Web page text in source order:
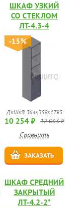
ШКАФ УЗКИЙ
СО СТЕКЛОМ
ЛТ-4.3-4
-15%
ДхШхВ 364х359х1793
10 254 ₽ 12 063 ₽
Сравнить
ЗАКАЗАТЬ
ШКАФ СРЕДНИЙ
ЗАКРЫТЫЙ
ЛТ-4.2-2*